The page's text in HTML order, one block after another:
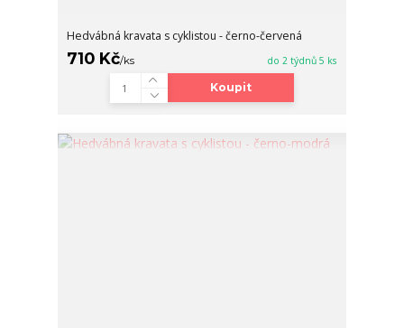
Hedvábná kravata s cyklistou - černo-červená
710 Kč/ks do 2 týdnů 5 ks
Koupit